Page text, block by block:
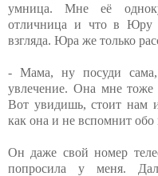
умница. Мне её
отличница и что в Юру
взгляда. Юра же только
- Мама, ну посуди
увлечение. Она мне
Вот увидишь, стоит нам
как она и не вспомнит
Он даже свой номер
попросила у меня.